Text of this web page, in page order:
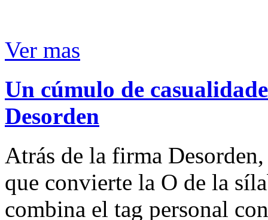
Ver mas
Un cúmulo de
Desorden
Atrás de la firma
que convierte la O de la
combina el tag personal